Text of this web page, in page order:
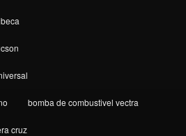
bomba de combustivel vectra
cruz